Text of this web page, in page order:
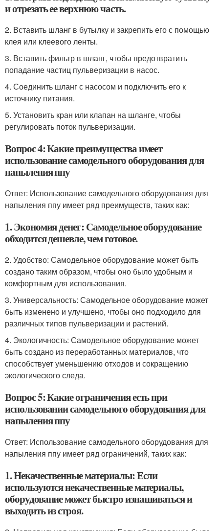
и отрезать ее верхнюю часть.
2. Вставить шланг в бутылку и закрепить его с помощью
клея или клеевого ленты.
3. Вставить фильтр в шланг, чтобы предотвратить
попадание частиц пульверизации в насос.
4. Соединить шланг с насосом и подключить его к
источнику питания.
5. Установить кран или клапан на шланге, чтобы
регулировать поток пульверизации.
Вопрос 4: Какие преимущества имеет
использование самодельного оборудования для
напыления ппу
Ответ: Использование самодельного оборудования для
напыления ппу имеет ряд преимуществ, таких как:
1. Экономия денег: Самодельное оборудование
обходится дешевле, чем готовое.
2. Удобство: Самодельное оборудование может быть
создано таким образом, чтобы оно было удобным и
комфортным для использования.
3. Универсальность: Самодельное оборудование может
быть изменено и улучшено, чтобы оно подходило для
различных типов пульверизации и растений.
4. Экологичность: Самодельное оборудование может
быть создано из переработанных материалов, что
способствует уменьшению отходов и сокращению
экологического следа.
Вопрос 5: Какие ограничения есть при
использовании самодельного оборудования для
напыления ппу
Ответ: Использование самодельного оборудования для
напыления ппу имеет ряд ограничений, таких как:
1. Некачественные материалы: Если
используются некачественные материалы,
оборудование может быстро изнашиваться и
выходить из строя.